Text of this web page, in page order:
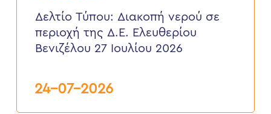
νερού
περιοχή
2026
Δελτίο Τύπου: Διακοπή νερού σε
περιοχή της Δ.Ε. Ελευθερίου
Βενιζέλου 27 Ιουλίου 2026
24-07-2026